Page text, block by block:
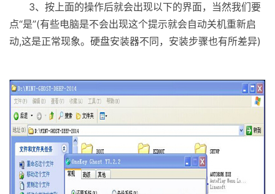
3、按上面的操作后就会出现以下的界面，当然我们要
点“是”(有些电脑是不会出现这个提示就会自动关机重新启
动,这是正常现象。硬盘安装器不同，安装步骤也有所差异)